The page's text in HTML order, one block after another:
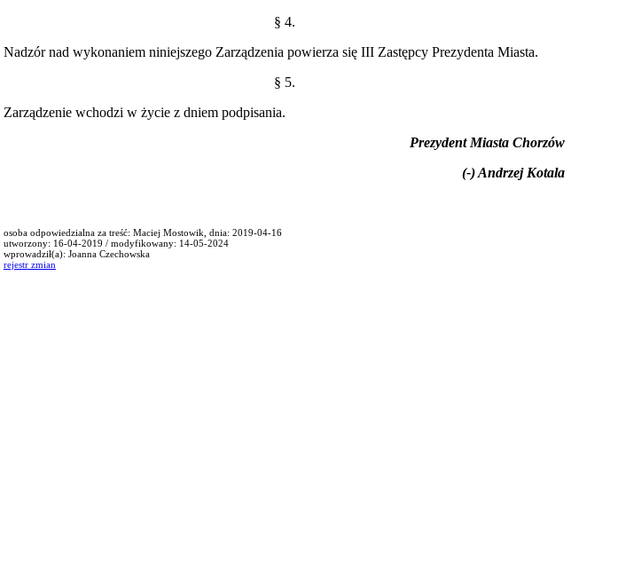
§ 4.
Nadzór nad wykonaniem niniejszego Zarządzenia powierza się III Zastępcy Prezydenta Miasta.
§ 5.
Zarządzenie wchodzi w życie z dniem podpisania.
Prezydent Miasta Chorzów
(-) Andrzej Kotala
osoba odpowiedzialna za treść: Maciej Mostowik, dnia: 2019-04-16
utworzony: 16-04-2019 / modyfikowany: 14-05-2024
wprowadził(a): Joanna Czechowska
rejestr zmian